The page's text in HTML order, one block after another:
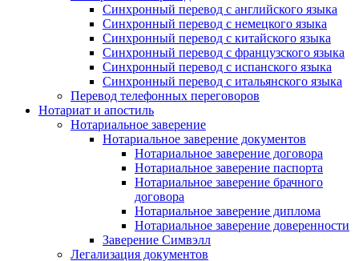
Синхронный перевод с английского языка
Синхронный перевод с немецкого языка
Синхронный перевод с китайского языка
Синхронный перевод с французского языка
Синхронный перевод с испанского языка
Синхронный перевод с итальянского языка
Перевод телефонных переговоров
Нотариат и апостиль
Нотариальное заверение
Нотариальное заверение документов
Нотариальное заверение договора
Нотариальное заверение паспорта
Нотариальное заверение брачного
договора
Нотариальное заверение диплома
Нотариальное заверение доверенности
Заверение Симвэлл
Легализация документов